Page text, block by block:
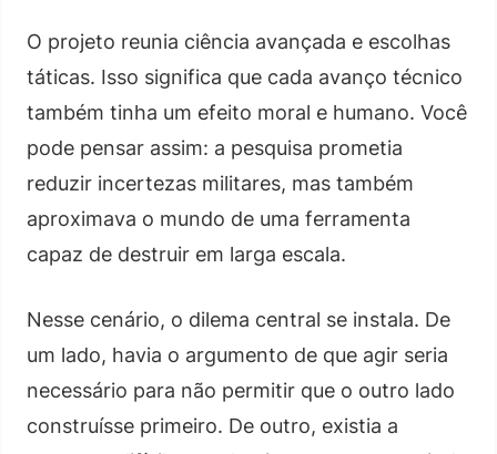
O projeto reunia ciência avançada e escolhas
táticas. Isso significa que cada avanço técnico
também tinha um efeito moral e humano. Você
pode pensar assim: a pesquisa prometia
reduzir incertezas militares, mas também
aproximava o mundo de uma ferramenta
capaz de destruir em larga escala.
Nesse cenário, o dilema central se instala. De
um lado, havia o argumento de que agir seria
necessário para não permitir que o outro lado
construísse primeiro. De outro, existia a